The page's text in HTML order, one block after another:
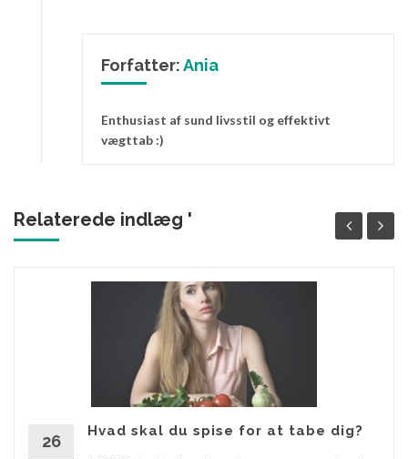
Forfatter:Ania
Enthusiast af sund livsstil og effektivt
vægttab :)
Relaterede indlæg '
26
Hvad skal du spise for at tabe dig?